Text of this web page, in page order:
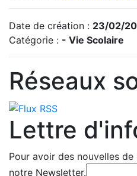
Date de création : 23/02/
Catégorie : - Vie Scolaire
Réseaux
Lettre
Pour avoir des nouvelles
notre Newsletter.